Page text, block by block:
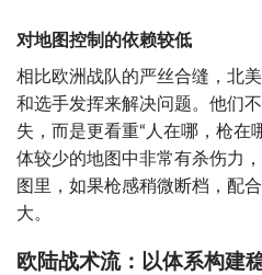
对地图控制的依赖较低
相比欧洲战队的严丝合缝，北
和选手发挥来解决问题。他们
失，而是更看重“人在哪，枪在
体较少的地图中非常有杀伤力
图里，如果枪感稍微断档，配
大。
欧陆战术流：以体系构建